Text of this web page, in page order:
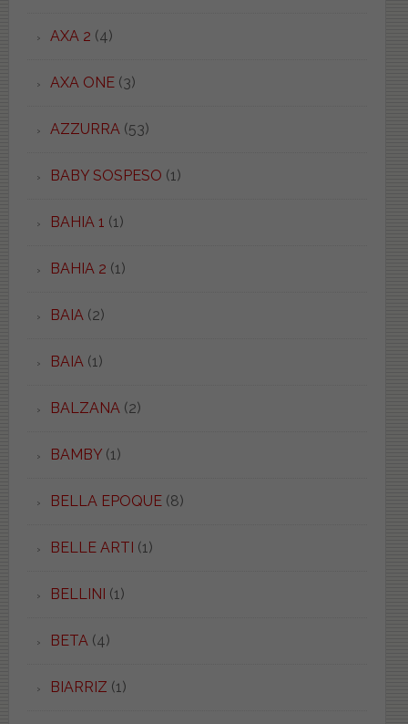
AXA 2 (4)
AXA ONE(3)
AZZURRA(53)
BABY SOSPESO (1)
BAHIA 1 (1)
BAHIA 2 (1)
BAIA(2)
BAIA(1)
BALZANA(2)
BAMBY(1)
BELLA EPOQUE(8)
BELLE ARTI (1)
BELLINI (1)
BETA(4)
BIARRIZ (1)